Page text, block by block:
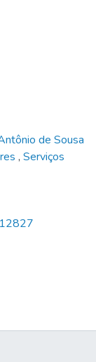
de Sousa
, Serviços